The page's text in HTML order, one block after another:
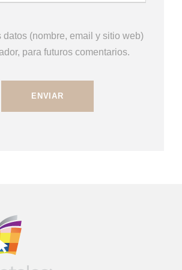
datos (nombre, email y sitio web)
para futuros comentarios.